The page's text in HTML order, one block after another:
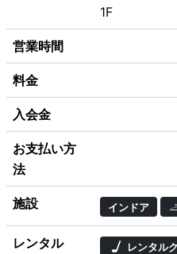
1F
営業時間
料金
入会金
お支払い方
法
施設 インドア
レンタル レンタル